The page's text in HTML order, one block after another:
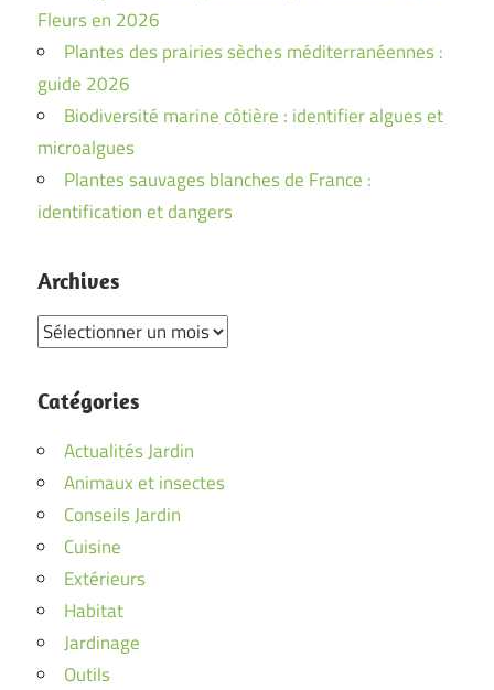
Fleurs en 2026
Plantes des prairies sèches méditerranéennes :
guide 2026
Biodiversité marine côtière : identifier algues et
microalgues
Plantes sauvages blanches de France :
identification et dangers
Archives
Archives
Catégories
Actualités Jardin
Animaux et insectes
Conseils Jardin
Cuisine
Extérieurs
Habitat
Jardinage
Outils